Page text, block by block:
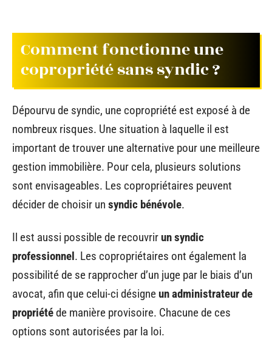
Comment fonctionne une
copropriété sans syndic ?
Dépourvu de syndic, une copropriété est exposé à de
nombreux risques. Une situation à laquelle il est
important de trouver une alternative pour une meilleure
gestion immobilière. Pour cela, plusieurs solutions
sont envisageables. Les copropriétaires peuvent
décider de choisir un syndic bénévole.
Il est aussi possible de recouvrir un syndic
professionnel. Les copropriétaires ont également la
possibilité de se rapprocher d’un juge par le biais d’un
avocat, afin que celui-ci désigne un administrateur de
propriétéde manière provisoire. Chacune de ces
options sont autorisées par la loi.